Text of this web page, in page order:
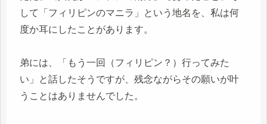
して「フィリピンのマニラ」という地名を、私は何
度か耳にしたことがあります。
弟には、「もう一回（フィリピン？）行ってみた
い」と話したそうですが、残念ながらその願いが叶
うことはありませんでした。